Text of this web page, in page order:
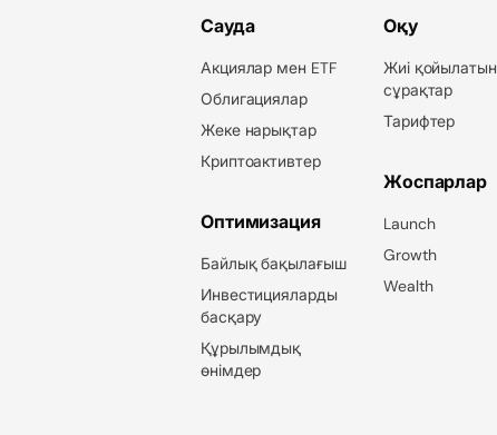
Сауда
Акциялар мен ETF
Облигациялар
Жеке нарықтар
Криптоактивтер
Оптимизация
Байлық бақылағыш
Инвестицияларды
басқару
Құрылымдық
өнімдер
Оқу
Жиі қойылатын
сұрақтар
Тарифтер
Жоспарлар
Launch
Growth
Wealth